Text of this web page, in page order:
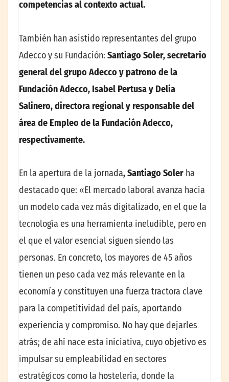
competencias al contexto actual.
También han asistido representantes del grupo
Adecco y su Fundación: Santiago Soler, secretario
general del grupo Adecco y patrono de la
Fundación Adecco, Isabel Pertusa y Delia
Salinero, directora regional y responsable del
área de Empleo de la Fundación Adecco,
respectivamente.
En la apertura de la jornada, Santiago Soler ha
destacado que: «El mercado laboral avanza hacia
un modelo cada vez más digitalizado, en el que la
tecnología es una herramienta ineludible, pero en
el que el valor esencial siguen siendo las
personas. En concreto, los mayores de 45 años
tienen un peso cada vez más relevante en la
economía y constituyen una fuerza tractora clave
para la competitividad del país, aportando
experiencia y compromiso. No hay que dejarles
atrás; de ahí nace esta iniciativa, cuyo objetivo es
impulsar su empleabilidad en sectores
estratégicos como la hostelería, donde la